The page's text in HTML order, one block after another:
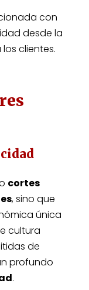
con
desde la
clientes.
cortes
, sino que
única
cultura
de
profundo
.